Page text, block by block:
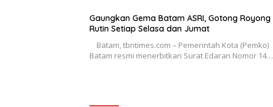
Gaungkan Gema Batam ASRI, Gotong Royong
Rutin Setiap Selasa dan Jumat
Batam, tbntimes.com – Pemerintah Kota (Pemko)
Batam resmi menerbitkan Surat Edaran Nomor 14…